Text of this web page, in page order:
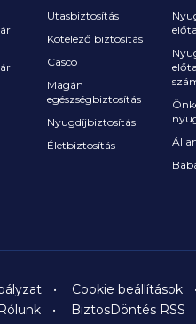
Utasbiztosítás
Kötelező biztosítás
Casco
Magán
egészségbiztosítás
Nyugdíjbiztosítás
Életbiztosítás
Cookie beállítások
Rólunk BiztosDöntés RSS